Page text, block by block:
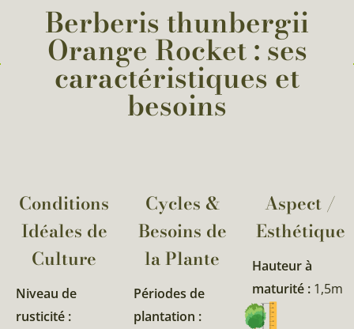
Berberis thunbergii
Orange Rocket : ses
caractéristiques et
besoins
Conditions
Idéales de
Culture
Niveau de
rusticité :
Cycles &
Besoins de
la Plante​
Périodes de
plantation :
Aspect /
Esthétique
Hauteur à
maturité : 1,5m